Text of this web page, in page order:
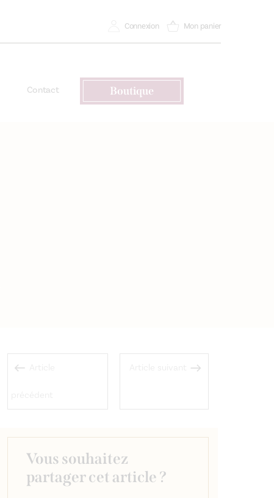
Connexion Mon panier
Contact Boutique
Vous souhaitez
partager cet article ?